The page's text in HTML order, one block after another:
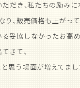
だき、私たちの励みに
、販売価格も上がっ
妥協しなかったお高め
きて、
思う場面が増えてまし